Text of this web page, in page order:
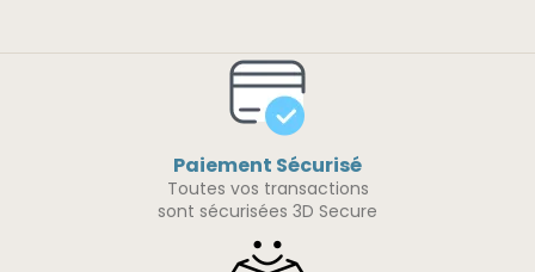
Paiement Sécurisé
Toutes vos transactions
sont sécurisées 3D Secure